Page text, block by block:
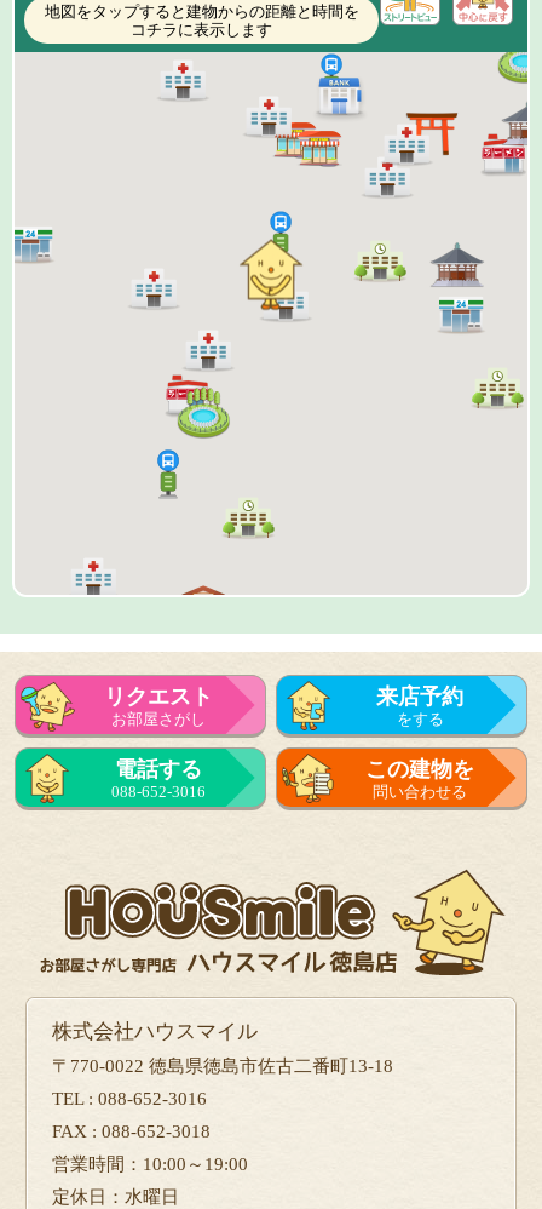
地図をタップすると建物からの距離と時間を
コチラに表示します
リクエスト
お部屋さがし
来店予約
をする
来店予約
をする
電話する
088-652-3016
この建物を
問い合わせる
株式会社ハウスマイル
〒770-0022 徳島県徳島市佐古二番町13-18
TEL : 088-652-3016
FAX : 088-652-3018
営業時間：10:00～19:00
定休日：水曜日